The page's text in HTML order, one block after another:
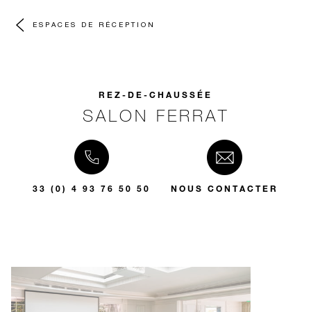
ESPACES DE RÉCEPTION
REZ-DE-CHAUSSÉE
SALON FERRAT
33 (0) 4 93 76 50 50 NOUS CONTACTER